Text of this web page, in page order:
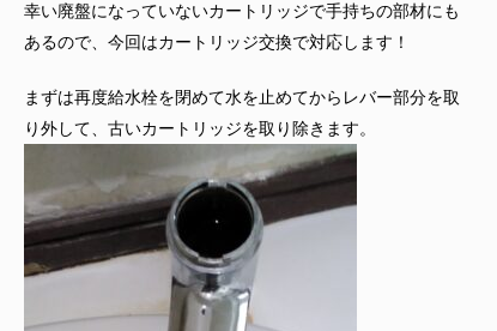
幸い廃盤になっていないカートリッジで手持ちの部材にも
あるので、今回はカートリッジ交換で対応します！
まずは再度給水栓を閉めて水を止めてからレバー部分を取
り外して、古いカートリッジを取り除きます。